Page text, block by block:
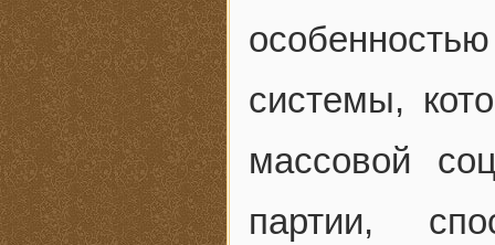
системы,
массовой
партии,